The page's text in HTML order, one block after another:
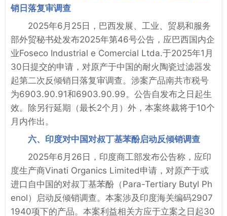
销日落复审调查
2025年6月25日，巴西发展、工业、贸易和服务
部外贸秘书处发布2025年第46号公告，应巴西国内企
业Foseco Industrial e Comercial Ltda.于2025年1月
30日提交的申请，对原产于中国的耐火陶瓷过滤器发
起第二次反倾销日落复审调查。涉案产品南共市税号
为6903.90.91和6903.90.99。公告自发布之日起生
效。除另行延期（最长2个月）外，本案终裁将于10个
月内作出。
六、印度对中国对叔丁基苯酚启动反倾销调查
2025年6月26日，印度商工部发布公告称，应印
度生产商Vinati Organics Limited申请，对原产于或
进口自中国的对叔丁基苯酚（Para-Tertiary Butyl Ph
enol）启动反倾销调查。本案涉及印度海关编码2907
1940项下的产品。本案利益相关方应于立案之日起30